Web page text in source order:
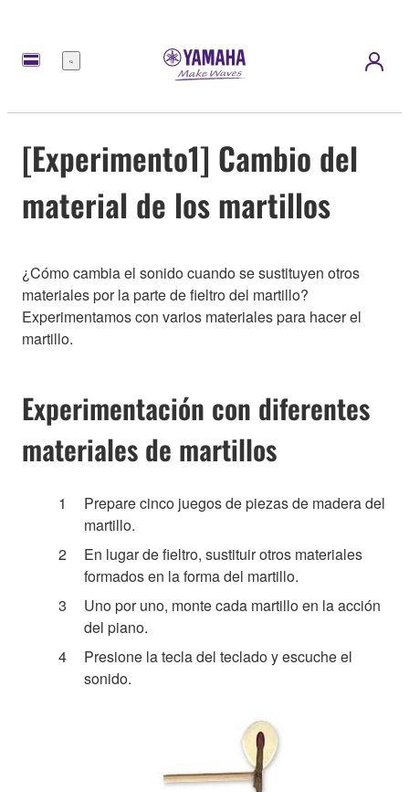
Menú
[Experimento1] Cambio del
material de los martillos
¿Cómo cambia el sonido cuando se sustituyen otros
materiales por la parte de fieltro del martillo?
Experimentamos con varios materiales para hacer el
martillo.
Experimentación con diferentes
materiales de martillos
Prepare cinco juegos de piezas de madera del
martillo.
En lugar de fieltro, sustituir otros materiales
formados en la forma del martillo.
Uno por uno, monte cada martillo en la acción
del piano.
Presione la tecla del teclado y escuche el
sonido.